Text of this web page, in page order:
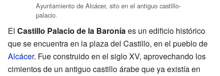
Ayuntamiento de Alcácer, sito en el antiguo castillo-
palacio.
El Castillo Palacio de la Baronía es un edificio histórico
que se encuentra en la plaza del Castillo, en el pueblo de
Alcácer. Fue construido en el siglo XV, aprovechando los
cimientos de un antiguo castillo árabe que ya existía en